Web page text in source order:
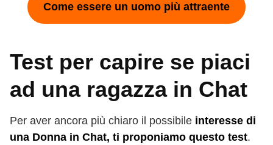
Come essere un uomo più attraente
Test per capire se piaci
ad una ragazza in Chat
Per aver ancora più chiaro il possibile interesse di
una Donna in Chat, ti proponiamo questo test.